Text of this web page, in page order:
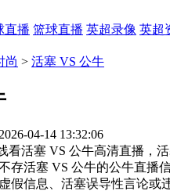
直播 篮球直播 英超录像 英超
尚 > 活塞 VS 公牛
2026-04-14 13:32:06
看活塞 VS 公牛高清直播，
存活塞 VS 公牛的公牛直播
假信息、活塞误导性言论或